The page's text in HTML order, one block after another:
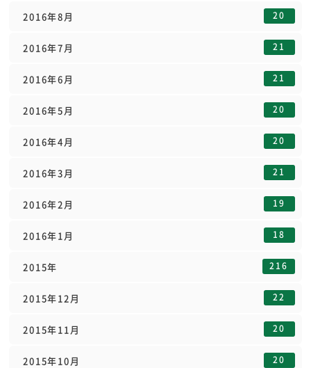
2016年8月 20
2016年7月 21
2016年6月 21
2016年5月 20
2016年4月 20
2016年3月 21
2016年2月 19
2016年1月 18
2015年 216
2015年12月 22
2015年11月 20
2015年10月 20